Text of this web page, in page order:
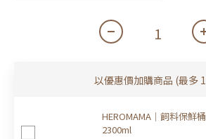
以優惠價加購商品 (最多
HEROMAMA｜飼料保鮮
2300ml